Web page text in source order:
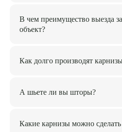
В чем преимущество выезда
объект?
Как долго производят
А шьете ли вы шторы?
Какие карнизы можно